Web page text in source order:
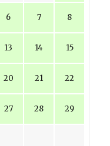
6 7 8
13 14 15
20 21 22
27 28 29